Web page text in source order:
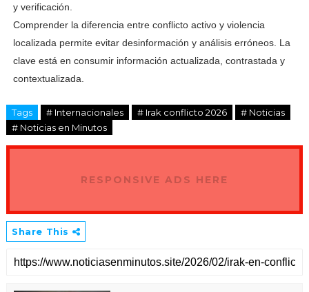
y verificación.
Comprender la diferencia entre conflicto activo y violencia
localizada permite evitar desinformación y análisis erróneos. La
clave está en consumir información actualizada, contrastada y
contextualizada.
Tags # Internacionales # Irak conflicto 2026
# Noticias
# Noticias en Minutos
RESPONSIVE ADS HERE
Share This